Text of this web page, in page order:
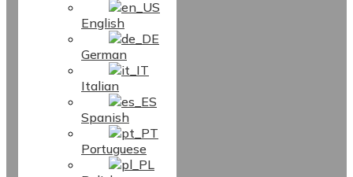
English
German
Italian
Spanish
Portuguese